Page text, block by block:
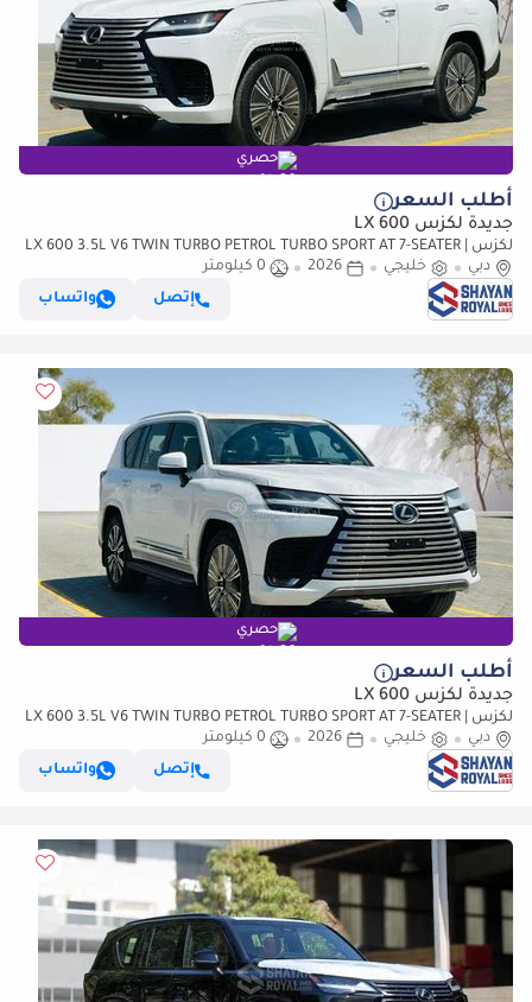
حصري
أطلب السعر
جديدة لكزس LX 600
لكزس LX 600 3.5L V6 TWIN TURBO PETROL TURBO SPORT AT 7-SEATER |
25-MARK LEVINSON 2026MY
دبي خليجي 2026
0 كيلومتر
إتصل
واتساب
حصري
أطلب السعر
جديدة لكزس LX 600
لكزس LX 600 3.5L V6 TWIN TURBO PETROL TURBO SPORT AT 7-SEATER |
25-MARK LEVINSON 2026MY
دبي خليجي 2026
0 كيلومتر
إتصل
واتساب